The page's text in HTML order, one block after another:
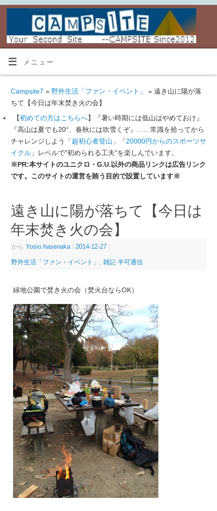
メニュー
Campsite7 » 野外生活「ファン・イベント」
» 遠き山に陽が落
ちて【今日は年末焚き火の会】
【初めての方はこちらへ】『暑い時期には低山はやめておけ』
『高山は夏でも20°、春秋には吹雪くぞ』……常識を拾ってから
チャレンジしよう「超初心者登山 」「20000円からのスポーツサ
イクル」レベルで"初められる工夫"を楽しんでいます。
※PR:本サイトのユニクロ・G.U.以外の商品リンクは広告リンク
です。このサイトの運営を賄う目的で設置しています※
遠き山に陽が落ちて【今日は
年末焚き火の会】
から Yosio.hasenaka 2014-12-27
野外生活「ファン・イベント」 雑記 半可通信
緑地公園で焚き火の会（焚火台ならOK）